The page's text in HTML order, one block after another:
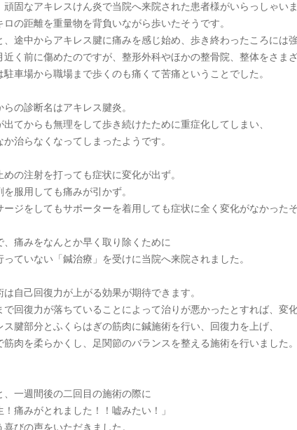
頑固なアキレスけん炎で当院へ来院された患者様がいらっしゃいま
ロの距離を重量物を背負いながら歩いたそうです。
、途中からアキレス腱に痛みを感じ始め、歩き終わったころには
近く前に傷めたのですが、整形外科やほかの整骨院、整体をさま
駐車場から職場まで歩くのも痛くて苦痛ということでした。
らの診断名はアキレス腱炎。
出てからも無理をして歩き続けたために重症化してしまい、
か治らなくなってしまったようです。
めの注射を打っても症状に変化が出ず。
を服用しても痛みが引かず。
ージをしてもサポーターを着用しても症状に全く変化がなかったそ
、痛みをなんとか早く取り除くために
っていない「鍼治療」を受けに当院へ来院されました。
は自己回復力が上がる効果が期待できます。
で回復力が落ちていることによって治りが悪かったとすれば、変
ス腱部分とふくらはぎの筋肉に鍼施術を行い、回復力を上げ、
筋肉を柔らかくし、足関節のバランスを整える施術を行いました。
、一週間後の二回目の施術の際に
！痛みがとれました！！嘘みたい！」
喜びの声をいただきました。